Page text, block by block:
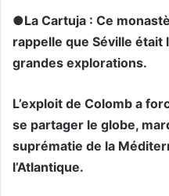
●​La Cartuja : Ce
rappelle que Séville
grandes explorations.
L’exploit de Colomb a
se partager le globe,
suprématie de la
l’Atlantique.